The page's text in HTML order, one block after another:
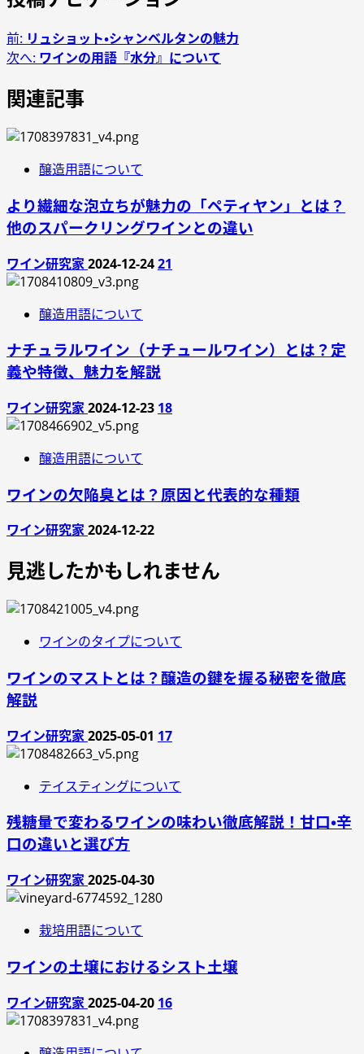
前: リュショット・シャンベルタンの魅力
次へ: ワインの用語『水分』について
関連記事
醸造用語について
より繊細な泡立ちが魅力の「ペティヤン」とは？
他のスパークリングワインとの違い
ワイン研究家2024-12-2421
醸造用語について
ナチュラルワイン（ナチュールワイン）とは？定
義や特徴、魅力を解説
ワイン研究家2024-12-23 18
醸造用語について
ワインの欠陥臭とは？原因と代表的な種類
ワイン研究家2024-12-22
見逃したかもしれません
ワインのタイプについて
ワインのマストとは？醸造の鍵を握る秘密を徹底
解説
ワイン研究家2025-05-01 17
テイスティングについて
残糖量で変わるワインの味わい徹底解説！甘口・辛
口の違いと選び方
ワイン研究家2025-04-30
栽培用語について
ワインの土壌におけるシスト土壌
ワイン研究家2025-04-20 16